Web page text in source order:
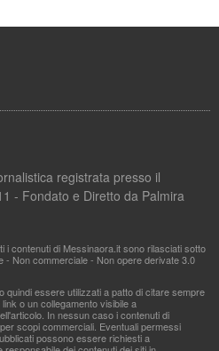
registrata presso il
- Fondato e Diretto da Palmira
i contenuti di Messinaora.it sono rilasciati sotto
- Non commerciale - Non opere derivate 3.0
quindi essere utilizzati a patto di citare sempre
o un collegamento visibile a
In nessun caso i contenuti di
scopi commerciali. Eventuali permessi
possono essere richiesti a